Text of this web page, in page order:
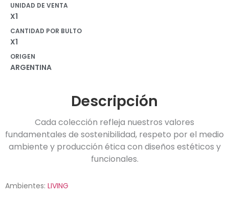
UNIDAD DE VENTA
X1
CANTIDAD POR BULTO
X1
ORIGEN
ARGENTINA
Descripción
Cada colección refleja nuestros valores
fundamentales de sostenibilidad, respeto por el medio
ambiente y producción ética con diseños estéticos y
funcionales.
Ambientes: LIVING